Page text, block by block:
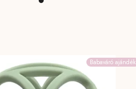
Babaváró ajándék